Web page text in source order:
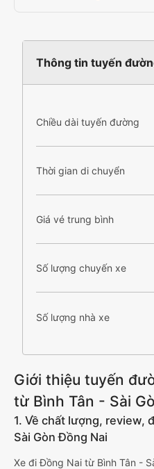
Thông tin tuyến
Chiều dài tuyến đường
Thời gian di chuyển
Giá vé trung bình
Số lượng chuyến xe
Số lượng nhà xe
Giới thiệu tuyến
từ Bình Tân - Sài
1. Về chất lượng, review,
Sài Gòn Đồng Nai
Xe đi Đồng Nai từ Bình Tân -